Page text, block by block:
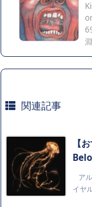
関連記事
【
ア
イヤ